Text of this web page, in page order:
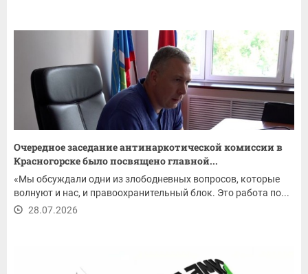
Очередное заседание антинаркотической комиссии в
Красногорске было посвящено главной...
«Мы обсуждали одни из злободневных вопросов, которые
волнуют и нас, и правоохранительный блок. Это работа по...
28.07.2026